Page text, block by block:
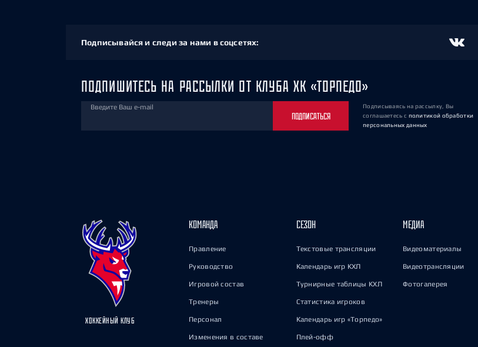
Подписывайся и следи за нами в соцсетях:
ПОДПИШИТЕСЬ НА РАССЫЛКИ ОТ КЛУБА ХК «ТОРПЕДО»
Введите Ваш e-mail
ПОДПИСАТЬСЯ
Подписываясь на рассылку, Вы
соглашаетесь с политикой обработки
персональных данных
ХОККЕЙНЫЙ КЛУБ
КОМАНДА
Правление
Руководство
Игровой состав
Тренеры
Персонал
Изменения в составе
СЕЗОН
Текстовые трансляции
Календарь игр КХЛ
Турнирные таблицы КХЛ
Статистика игроков
Календарь игр «Торпедо»
Плей-офф
МЕДИА
Видеоматериалы
Видеотрансляции
Фотогалерея